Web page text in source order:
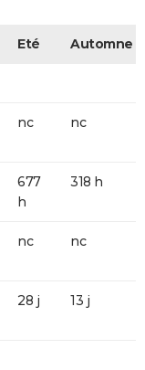
Eté Automne
nc nc
677
h
318 h
nc nc
28 j 13 j